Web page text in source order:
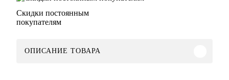
Скидки постоянным
покупателям
ОПИСАНИЕ ТОВАРА